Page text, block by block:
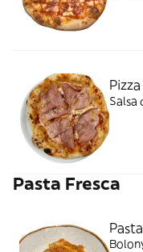
Salsa
Pasta Fresca